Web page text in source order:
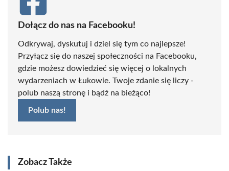
Dołącz do nas na Facebooku!
Odkrywaj, dyskutuj i dziel się tym co najlepsze!
Przyłącz się do naszej społeczności na Facebooku,
gdzie możesz dowiedzieć się więcej o lokalnych
wydarzeniach w Łukowie. Twoje zdanie się liczy -
polub naszą stronę i bądź na bieżąco!
Polub nas!
Zobacz Także